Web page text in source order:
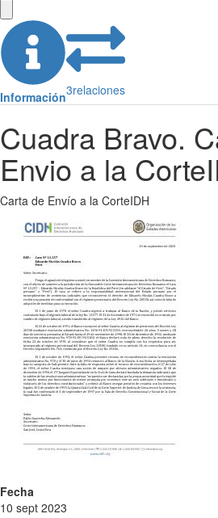
Información3relaciones
Cuadra Bravo.
Envio a la
Carta de Envío a la CorteIDH
Fecha
10 sept 2023